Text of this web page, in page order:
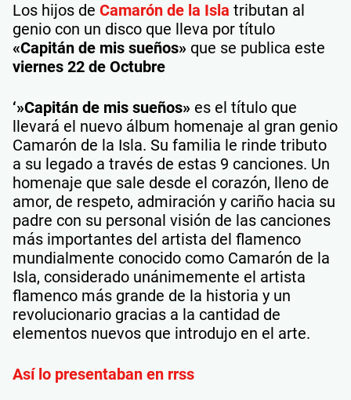
Los hijos de Camarón de la Isla tributan al
genio con un disco que lleva por título
«Capitán de mis sueños» que se publica este
viernes 22 de Octubre
‘»Capitán de mis sueños» es el título que
llevará el nuevo álbum homenaje al gran genio
Camarón de la Isla. Su familia le rinde tributo
a su legado a través de estas 9 canciones. Un
homenaje que sale desde el corazón, lleno de
amor, de respeto, admiración y cariño hacia su
padre con su personal visión de las canciones
más importantes del artista del flamenco
mundialmente conocido como Camarón de la
Isla, considerado unánimemente el artista
flamenco más grande de la historia y un
revolucionario gracias a la cantidad de
elementos nuevos que introdujo en el arte.
Así lo presentaban en rrss